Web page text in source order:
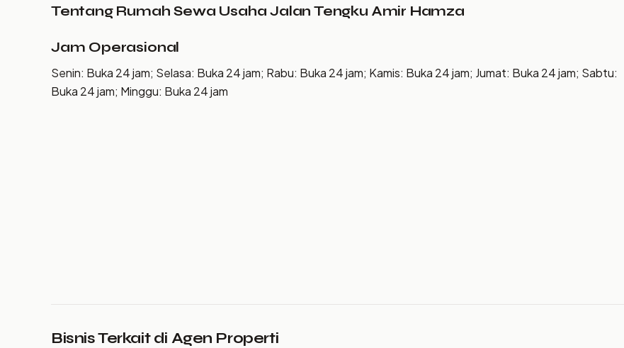
Tentang Rumah Sewa Usaha Jalan Tengku Amir Hamza
Jam Operasional
Senin: Buka 24 jam; Selasa: Buka 24 jam; Rabu: Buka 24 jam; Kamis: Buka 24 jam; Jumat: Buka 24 jam; Sabtu:
Buka 24 jam; Minggu: Buka 24 jam
Bisnis Terkait di Agen Properti